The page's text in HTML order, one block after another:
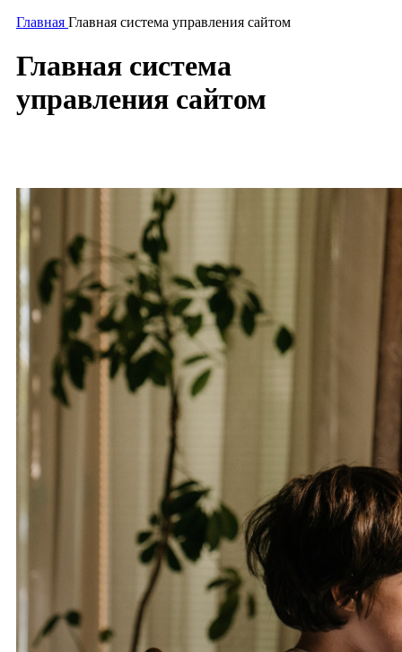
Главная Главная система управления сайтом
Главная система
управления сайтом